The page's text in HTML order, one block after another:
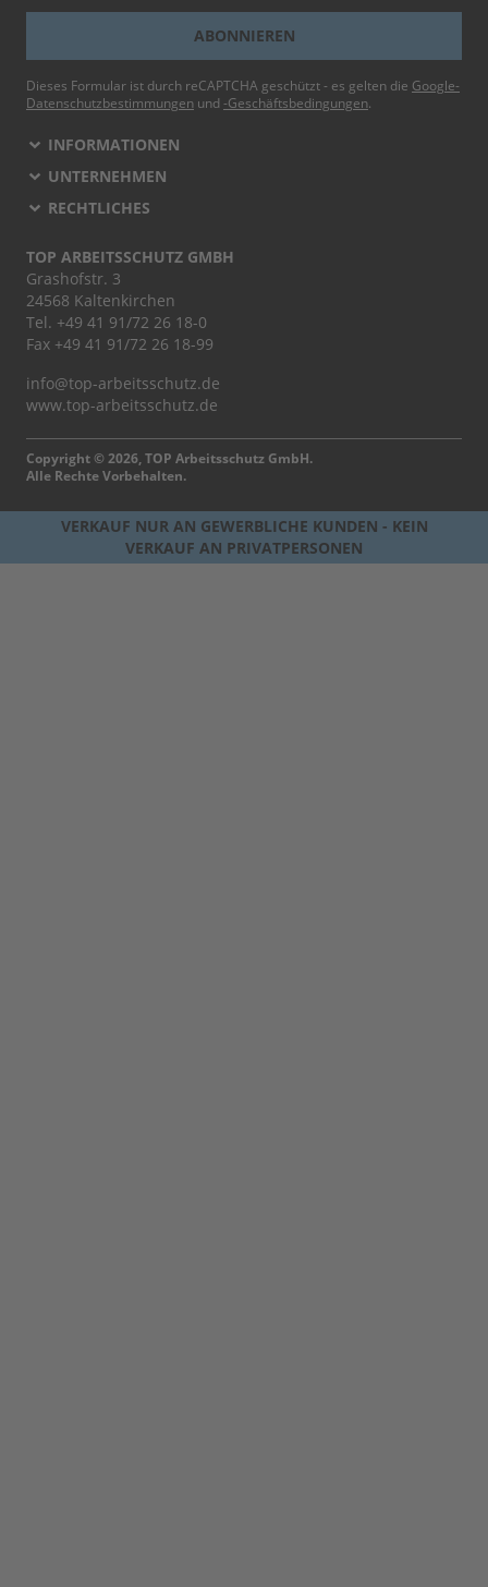
ABONNIEREN
Dieses Formular ist durch reCAPTCHA geschützt - es gelten die Google-
Datenschutzbestimmungen und -Geschäftsbedingungen.
INFORMATIONEN
UNTERNEHMEN
RECHTLICHES
TOP ARBEITSSCHUTZ GMBH
Grashofstr. 3
24568 Kaltenkirchen
Tel. +49 41 91/72 26 18-0
Fax +49 41 91/72 26 18-99
info@top-arbeitsschutz.de
www.top-arbeitsschutz.de
Copyright © 2026, TOP Arbeitsschutz GmbH.
Alle Rechte Vorbehalten.
VERKAUF NUR AN GEWERBLICHE KUNDEN - KEIN
VERKAUF AN PRIVATPERSONEN